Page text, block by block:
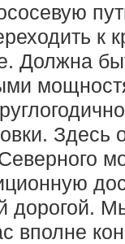
к
Должна
Здесь
дорогой.
вполне